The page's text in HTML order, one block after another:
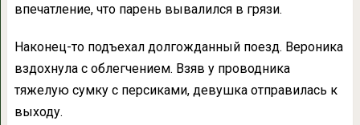
впечатление, что парень вывалился в грязи.
Наконец-то подъехал долгожданный поезд. Вероника
вздохнула с облегчением. Взяв у проводника
тяжелую сумку с персиками, девушка отправилась к
выходу.